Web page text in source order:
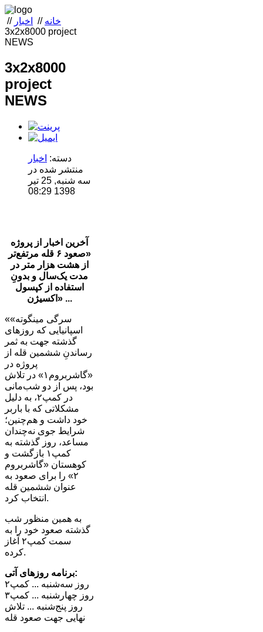
خانه // اخبار //
3x2x8000 project
NEWS
3x2x8000
project
NEWS
دسته: اخبار
منتشر شده در
سه شنبه, 25 تیر
1398 08:29
آخرین اخبار از پروژه
«صعود ۶ قله مرتفع‌تر
از هشت هزار متر در
مدت یک‌سال و بدونِ
استفاده از کپسول
اکسیژن» ...
«سرگی مینگوته»
اسپانیایی که روزهای
گذشته جهت به ثمر
رساندنِ ششمین قله از
پروژه در
«گاشربروم۱» در تلاش
بود، پس از دو شب‌مانی
در کمپ۲، به دلیل
مشکلاتی که با باربر
خود داشت و هم‌چنین؛
شرایط جوی نه‌چندان
مساعد، روز گذشته به
کمپ۱ بازگشت و
کوهستان «گاشربروم
۲» را برای صعود به
عنوان ششمین قله
انتخاب کرد.
به همین منظور شب
گذشته صعود خود را به
سمت کمپ۲ آغاز
کرده.
برنامه روزهای آتی:
روز سه‌شنبه ... کمپ۲
روز چهارشنبه ... کمپ۳
روز پنج‌شنبه ... تلاش
نهایی جهت صعود قله